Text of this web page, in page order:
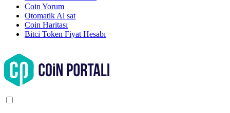
Coin Yorum
Otomatik Al sat
Coin Haritası
Bitci Token Fiyat Hesabı